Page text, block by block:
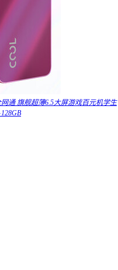
通 旗舰超薄6.5大屏游戏百元机学生